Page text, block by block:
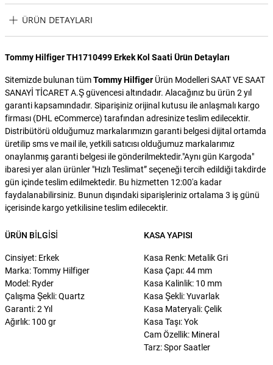
ÜRÜN DETAYLARI
Tommy Hilfiger TH1710499 Erkek Kol Saati Ürün Detayları
Sitemizde bulunan tümTommy Hilfiger Ürün Modelleri SAAT VE SAAT
SANAYİ TİCARET A.Ş güvencesi altındadır. Alacağınız bu ürün 2 yıl
garanti kapsamındadır. Siparişiniz orijinal kutusu ile anlaşmalı kargo
firması (DHL eCommerce) tarafından adresinize teslim edilecektir.
Distribütörü olduğumuz markalarımızın garanti belgesi dijital ortamda
üretilip sms ve mail ile, yetkili satıcısı olduğumuz markalarımız
onaylanmış garanti belgesi ile gönderilmektedir."Aynı gün Kargoda"
ibaresi yer alan ürünler "Hızlı Teslimat” seçeneği tercih edildiği takdirde
gün içinde teslim edilmektedir. Bu hizmetten 12:00'a kadar
faydalanabilirsiniz. Bunun dışındaki siparişleriniz ortalama 3 iş günü
içerisinde kargo yetkilisine teslim edilecektir.
ÜRÜN BILGISI
Cinsiyet: Erkek
Marka: Tommy Hilfiger
Model: Ryder
Çalışma Şekli: Quartz
Garanti: 2 Yıl
Ağırlık: 100 gr
KASA YAPISI
Kasa Renk: Metalik Gri
Kasa Çapı: 44 mm
Kasa Kalinlik: 10 mm
Kasa Şekli: Yuvarlak
Kasa Materyali: Çelik
Kasa Taşı: Yok
Cam Özellik: Mineral
Tarz: Spor Saatler